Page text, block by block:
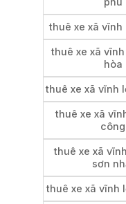
thuê xe xã
thuê xe xã
hòa
thuê xe xã vĩnh
thuê xe xã
công
thuê xe xã
sơn
thuê xe xã vĩnh